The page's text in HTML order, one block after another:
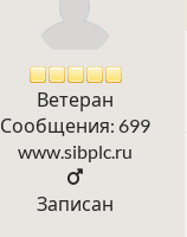
Ветеран
Сообщения: 699
www.sibplc.ru
Записан